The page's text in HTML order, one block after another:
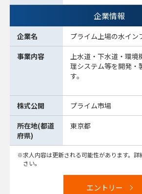
企業情報
企業名 プライム上場の水イン
事業内容
上水道・下水道・環境
理システム等を開発・
す。
株式公開 プライム市場
所在地(都道
府県)
東京都
求人内容は更新される可能性があります。
さい。
エントリー